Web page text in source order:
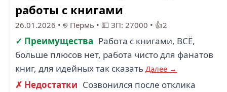
работы с книгами
26.01.2026 • Пермь • 💵 ЗП: 27000 • 👍2
✓ Преимущества Работа с книгами, ВСË,
больше плюсов нет, работа чисто для фанатов
книг, для идейных так сказать Далее →
✗ Недостатки Созвонился после отклика